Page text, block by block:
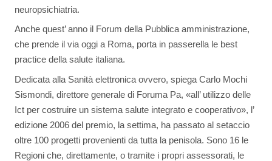
neuropsichiatria.
Anche quest’ anno il Forum della Pubblica amministrazione,
che prende il via oggi a Roma, porta in passerella le best
practice della salute italiana.
Dedicata alla Sanità elettronica ovvero, spiega Carlo Mochi
Sismondi, direttore generale di Foruma Pa, «all’ utilizzo delle
Ict per costruire un sistema salute integrato e cooperativo», l’
edizione 2006 del premio, la settima, ha passato al setaccio
oltre 100 progetti provenienti da tutta la penisola. Sono 16 le
Regioni che, direttamente, o tramite i propri assessorati, le